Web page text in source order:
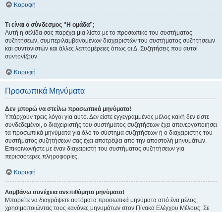
Κορυφή
Τι είναι ο σύνδεσμος "Η ομάδα”;
Αυτή η σελίδα σας παρέχει μια λίστα με το προσωπικό του συστήματος
συζητήσεων, συμπεριλαμβανομένων διαχειριστών του συστήματος συζητήσεων
και συντονιστών και άλλες λεπτομέρειες όπως οι Δ. Συζητήσεις που αυτοί
συντονίζουν.
Κορυφή
Προσωπικά Μηνύματα
Δεν μπορώ να στείλω προσωπικά μηνύματα!
Υπάρχουν τρεις λόγοι για αυτό. Δεν είστε εγγεγραμμένος μέλος και/ή δεν είστε
συνδεδεμένοι, ο διαχειριστής του συστήματος συζητήσεων έχει απενεργοποιήσει
τα προσωπικά μηνύματα για όλο το σύστημα συζητήσεων ή ο διαχειριστής του
συστήματος συζητήσεων σας έχει αποτρέψει από την αποστολή μηνυμάτων.
Επικοινωνήστε με έναν διαχειριστή του συστήματος συζητήσεων για
περισσότερες πληροφορίες.
Κορυφή
Λαμβάνω συνέχεια ανεπιθύμητα μηνύματα!
Μπορείτε να διαγράψετε αυτόματα προσωπικά μηνύματα από ένα μέλος,
χρησιμοποιώντας τους κανόνες μηνυμάτων στον Πίνακα Ελέγχου Μέλους. Σε